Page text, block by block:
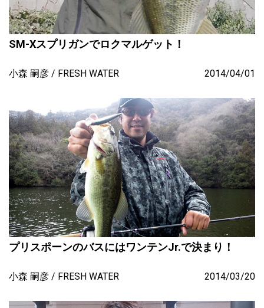
SM-Xスプリガンでロクマルゲット！
小森 嗣彦 FRESH WATER 2014/04/01
プリスポーンのバスにはワンテンJr.で決まり！
小森 嗣彦 FRESH WATER 2014/03/20